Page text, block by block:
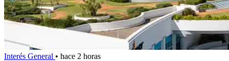
Interés General • hace 2 horas